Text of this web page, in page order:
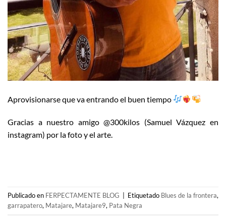
Aprovisionarse que va entrando el buen tiempo
Gracias a nuestro amigo @300kilos (Samuel Vázquez en
instagram) por la foto y el arte.
Publicado en FERPECTAMENTE BLOG Etiquetado Blues de la frontera,
garrapatero, Matajare, Matajare9, Pata Negra